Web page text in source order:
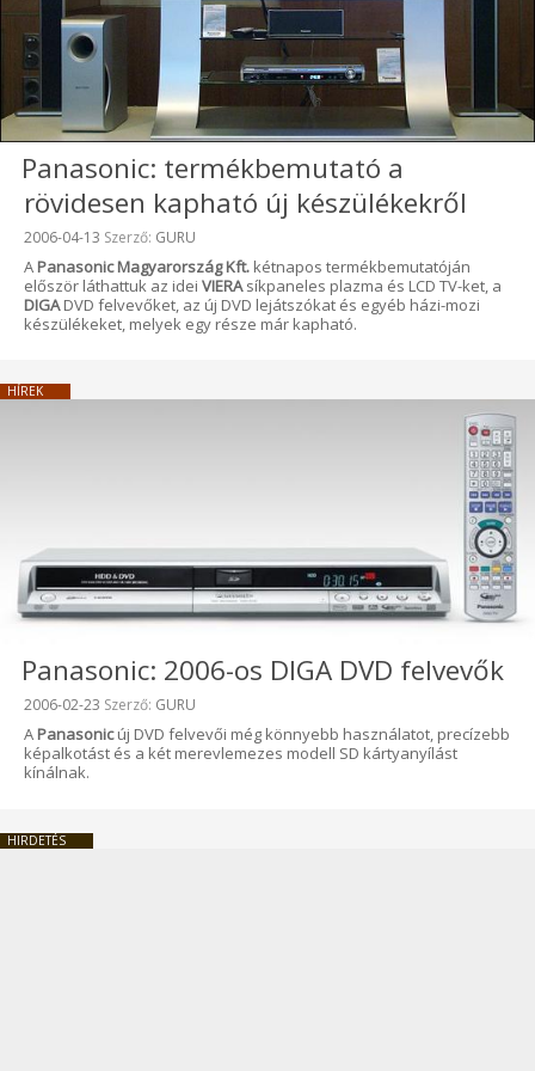
Panasonic: termékbemutató a
rövidesen kapható új készülékekről
Beküldve:
2006-04-13 Szerző: GURU
A Panasonic Magyarország Kft. kétnapos termékbemutatóján
először láthattuk az idei VIERAsíkpaneles plazma és LCD TV-ket, a
DIGADVD felvevőket, az új DVD lejátszókat és egyéb házi-mozi
készülékeket, melyek egy része már kapható.
HÍREK
Panasonic: 2006-os DIGA DVD felvevők
Beküldve:
2006-02-23 Szerző: GURU
A Panasonicúj DVD felvevői még könnyebb használatot, precízebb
képalkotást és a két merevlemezes modell SD kártyanyílást
kínálnak.
HIRDETÉS